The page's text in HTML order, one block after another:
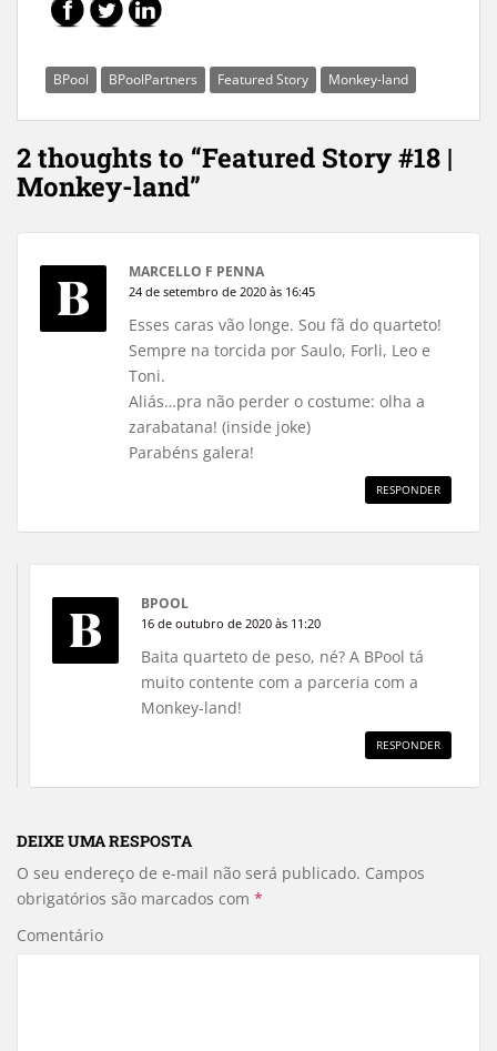
BPool BPoolPartners Featured Story Monkey-land
2 thoughts to “Featured Story #18 |
Monkey-land”
MARCELLO F PENNA
24 de setembro de 2020 às 16:45
Esses caras vão longe. Sou fã do quarteto!
Sempre na torcida por Saulo, Forli, Leo e
Toni.
Aliás…pra não perder o costume: olha a
zarabatana! (inside joke)
Parabéns galera!
RESPONDER
BPOOL
16 de outubro de 2020 às 11:20
Baita quarteto de peso, né? A BPool tá
muito contente com a parceria com a
Monkey-land!
RESPONDER
DEIXE UMA RESPOSTA
O seu endereço de e-mail não será publicado. Campos
obrigatórios são marcados com *
Comentário